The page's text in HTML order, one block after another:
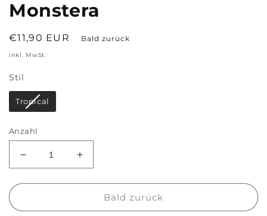
Monstera
Normaler
Preis
€11,90 EUR Bald zurück
inkl. MwSt.
Stil
Tropical
Anzahl
Verringere
die
Menge
Anstecknadel
Erhöhe
die
Menge
Anstecknadel
Bald zurück